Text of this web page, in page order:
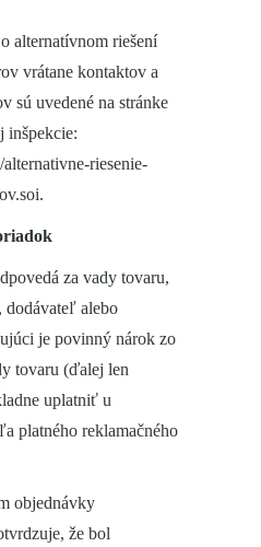
alternatívnom riešení
vrátane kontaktov a
sú uvedené na stránke
inšpekcie:
riesenie-
za vady tovaru,
dodávateľ alebo
je povinný nárok zo
tovaru (ďalej len
uplatniť u
platného reklamačného
objednávky
že bol